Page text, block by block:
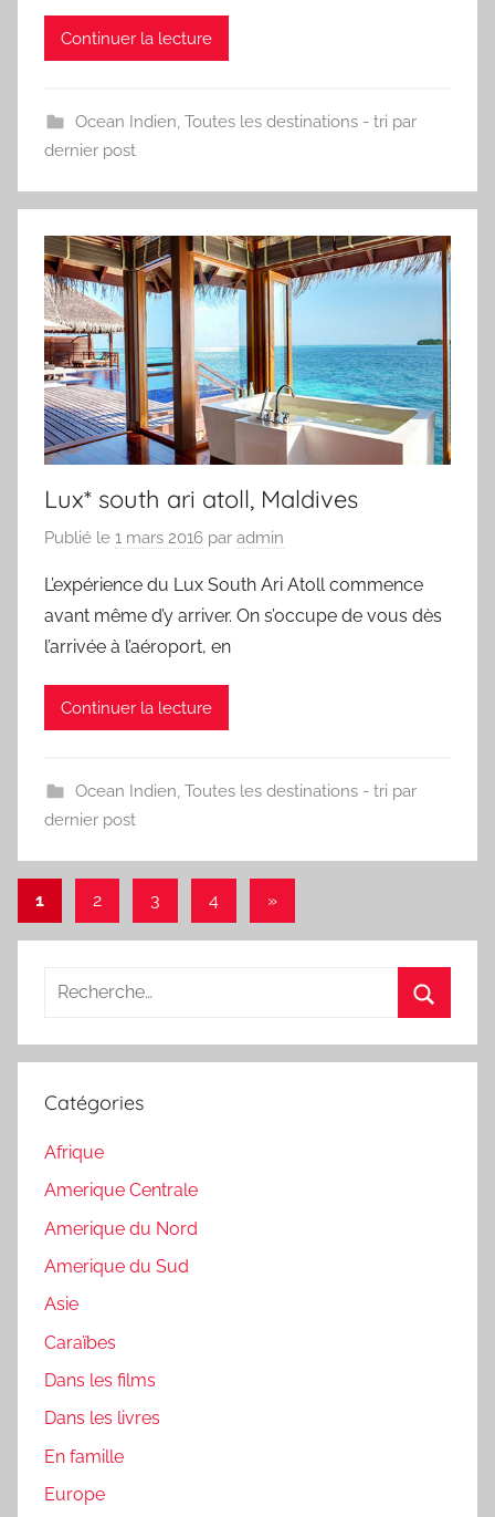
Continuer la lecture
Ocean Indien, Toutes les destinations - tri par
dernier post
Lux* south ari atoll, Maldives
Publié le 1 mars 2016 par admin
L’expérience du Lux South Ari Atoll commence
avant même d’y arriver. On s’occupe de vous dès
l’arrivée à l’aéroport, en
Continuer la lecture
Ocean Indien, Toutes les destinations - tri par
dernier post
Pagination
des
publications
1 2 3 4
Articles
suivants
»
Recherche
:
Catégories
Afrique
Amerique Centrale
Amerique du Nord
Amerique du Sud
Asie
Caraïbes
Dans les films
Dans les livres
En famille
Europe